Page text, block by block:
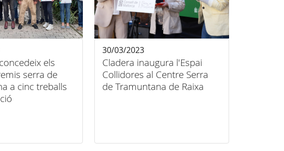
els
serra de
a cinc treballs
Cladera inaugura l'Espai
Collidores al Centre Serra
de Tramuntana de Raixa
30/03/2023